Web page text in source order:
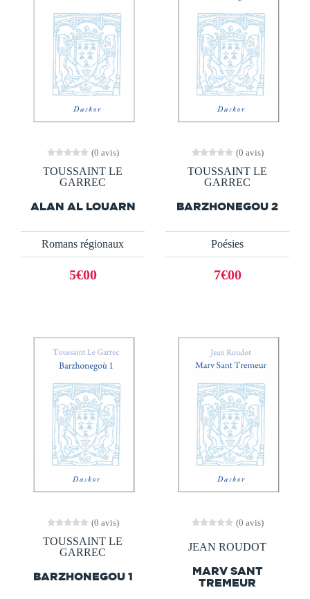
(0 avis)
TOUSSAINT LE
GARREC
ALAN AL LOUARN
Romans régionaux
5€00
(0 avis)
TOUSSAINT LE
GARREC
BARZHONEGOU 2
Poésies
7€00
(0 avis)
TOUSSAINT LE
GARREC
BARZHONEGOU 1
(0 avis)
JEAN ROUDOT
MARV SANT
TREMEUR